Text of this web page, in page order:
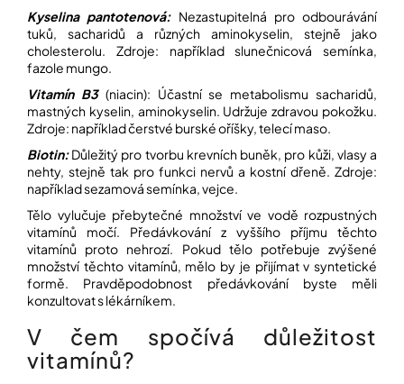
Kyselina pantotenová:Nezastupitelná pro odbourávání
tuků, sacharidů a různých aminokyselin, stejně jako
cholesterolu. Zdroje: například slunečnicová semínka,
fazole mungo.
Vitamín B3(niacin): Účastní se metabolismu sacharidů,
mastných kyselin, aminokyselin. Udržuje zdravou pokožku.
Zdroje: například čerstvé burské oříšky, telecí maso.
Biotin:Důležitý pro tvorbu krevních buněk, pro kůži, vlasy a
nehty, stejně tak pro funkci nervů a kostní dřeně. Zdroje:
například sezamová semínka, vejce.
Tělo vylučuje přebytečné množství ve vodě rozpustných
vitamínů močí. Předávkování z vyššího příjmu těchto
vitamínů proto nehrozí. Pokud tělo potřebuje zvýšené
množství těchto vitamínů, mělo by je přijímat v syntetické
formě. Pravděpodobnost předávkování byste měli
konzultovat s lékárníkem.
V čem spočívá důležitost
vitamínů?